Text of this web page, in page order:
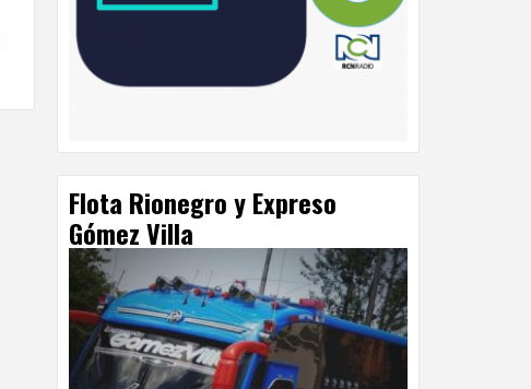
Flota Rionegro y Expreso
Gómez Villa